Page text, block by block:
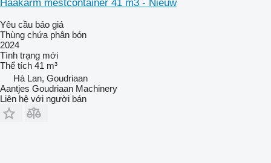
Haakarm mestcontainer 41 m3 - Nieuw
Yêu cầu báo giá
Thùng chứa phân bón
2024
Tình trạng mới
Thể tích 41 m³
Hà Lan, Goudriaan
Aantjes Goudriaan Machinery
Liên hệ với người bán